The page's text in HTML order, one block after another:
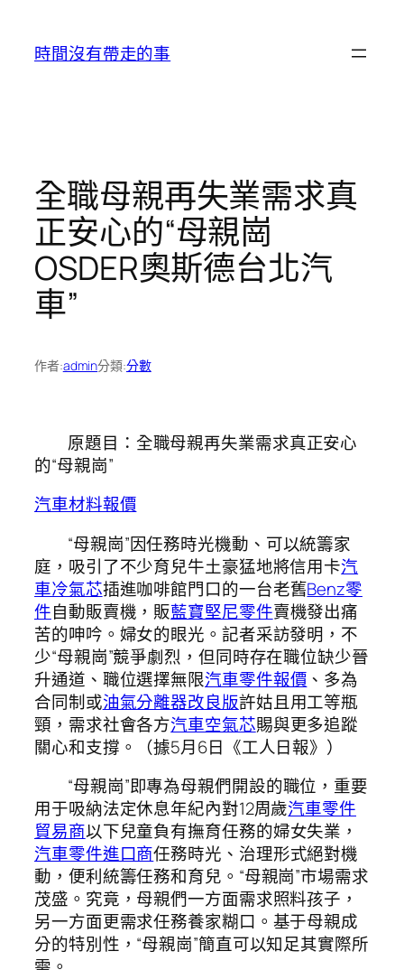
時間沒有帶走的事
全職母親再失業需求真
正安心的“母親崗
OSDER奧斯德台北汽
車”
作者:admin分類:分數
原題目：全職母親再失業需求真正安心
的“母親崗”
汽車材料報價
“母親崗”因任務時光機動、可以統籌家
庭，吸引了不少育兒牛土豪猛地將信用卡汽
車冷氣芯插進咖啡館門口的一台老舊Benz零
件自動販賣機，販藍寶堅尼零件賣機發出痛
苦的呻吟。婦女的眼光。記者采訪發明，不
少“母親崗”競爭劇烈，但同時存在職位缺少晉
升通道、職位選擇無限汽車零件報價 、多為
合同制或油氣分離器改良版許姑且用工等瓶
頸，需求社會各方汽車空氣芯賜與更多追蹤
關心和支撐。（據5月6日《工人日報》）
“母親崗”即專為母親們開設的職位，重要
用于吸納法定休息年紀內對12周歲汽車零件
貿易商以下兒童負有撫育任務的婦女失業，
汽車零件進口商任務時光、治理形式絕對機
動，便利統籌任務和育兒。“母親崗”市場需求
茂盛。究竟，母親們一方面需求照料孩子，
另一方面更需求任務養家糊口。基于母親成
分的特別性，“母親崗”簡直可以知足其實際所